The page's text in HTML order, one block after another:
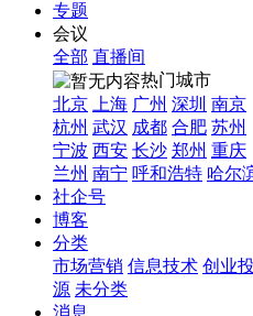
专题
会议
全部 直播间
热门城市
北京
上海 广州 深圳 南京
杭州 武汉 成都 合肥 苏州
宁波 西安 长沙 郑州 重庆
兰州 南宁 呼和浩特 哈尔
社企号
博客
分类
市场营销 信息技术 创业
源 未分类
消息